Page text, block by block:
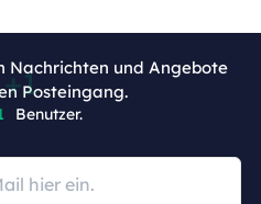
Nachrichten und Angebote
Posteingang.
Benutzer.
+9